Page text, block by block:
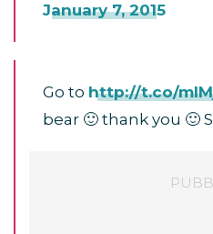
January 7, 2015
Go to http://t.co/
bear 🙂 thank you 🙂